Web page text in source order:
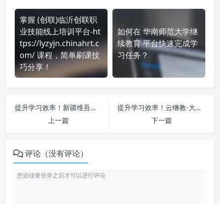
掌握 (创联)临沂创联职
业技能线上培训平台-ht
tps://lyzyjn.chinahrt.c
om/ 课程，简单刷课技
巧分享！
如何在 华南师范大学继
续教育 平台快速完成学
习任务？
提升学习效率！新疆维吾尔自治区执业药师协会-专业科目 http://www.xjzyysxh.cn/ 刷课方法全揭秘
上一篇
提升学习效率！云继教-大理永平 https://saas.yunteacher.com/index?orgCode=yongping 刷课方法全揭秘
下一篇
评论（没有评论）